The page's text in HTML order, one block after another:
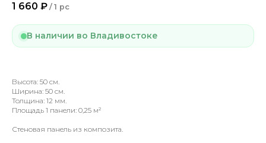
1 660 ₽ / 1 pc
В наличии во Владивостоке
Высота: 50 см.
Ширина: 50 см.
Толщина: 12 мм.
Площадь 1 панели: 0,25 м²
Стеновая панель из композита.